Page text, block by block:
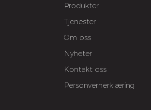
Produkter
Tjenester
Om oss
Nyheter
Kontakt oss
Personvernerklæring